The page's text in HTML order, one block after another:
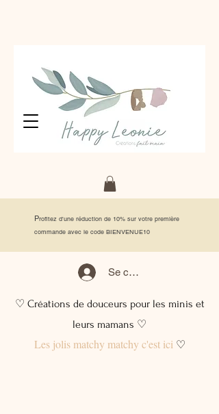
Profitez d'une réduction de 10% sur votre première
commande avec le code BIENVENUE10
Se connecter
♡ Créations de douceurs pour les minis et
leurs mamans ♡
Les jolis matchy matchy c'est ici♡